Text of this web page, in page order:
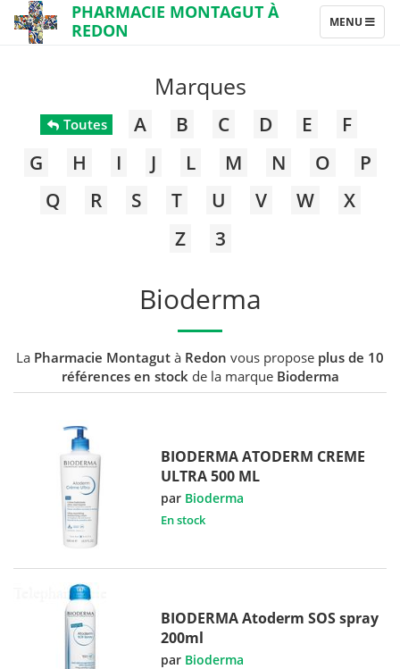
PHARMACIE MONTAGUT À
REDON
TOGGLE
NAVIGATION
MENU
Marques
Toutes A B C D E
F
G
H I J L M N O
P
Q
R S T U V W
X
Z
3
Bioderma
La Pharmacie Montagut à Redon vous propose plus de 10
références en stock de la marque Bioderma
BIODERMA ATODERM CREME
ULTRA 500 ML
par Bioderma
En stock
BIODERMA Atoderm SOS spray
200ml
par Bioderma